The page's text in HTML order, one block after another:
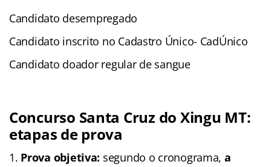
Candidato desempregado
Candidato inscrito no Cadastro Único- CadÚnico
Candidato doador regular de sangue
Concurso Santa Cruz do Xingu MT:
etapas de prova
Prova objetiva: segundo o cronograma, a